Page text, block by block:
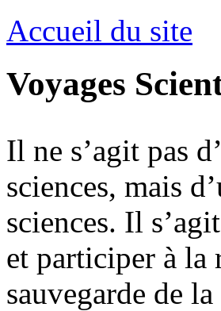
Accueil du site
Voyages
Il ne s’agit pas
sciences, mais
sciences. Il
et participer à la
sauvegarde de